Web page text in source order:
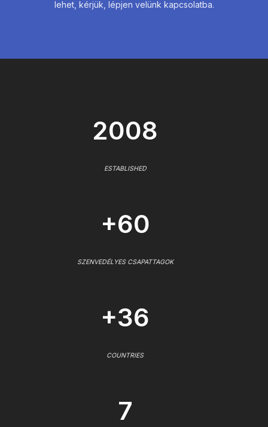
lehet, kérjük, lépjen velünk kapcsolatba.
2008
ESTABLISHED
+60
SZENVEDÉLYES CSAPATTAGOK
+36
COUNTRIES
7